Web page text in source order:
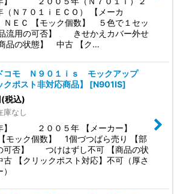
（Ｎ７０１ｉＥＣＯ） 【メーカ
Ｃ 【モック個数】 ５色で１セッ
品流用の可否】 きせかえカバー外せ
品の状態】 中古 【ク…
コモ Ｎ９０１ｉｓ モックアップ
クポスト非対応商品】
[N901IS]
(税込)
庫なし
年】 ２００５年 【メーカー】
モック個数】 1個づつばら売り 【部
可否】 つけはずし不可 【商品の状
【クリックポスト対応】不可（厚さ